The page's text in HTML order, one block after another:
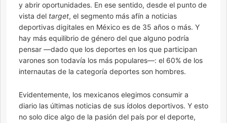
y abrir oportunidades. En ese sentido, desde el punto de
vista del target, el segmento más afín a noticias
deportivas digitales en México es de 35 años o más. Y
hay más equilibrio de género del que alguno podría
pensar —dado que los deportes en los que participan
varones son todavía los más populares—: el 60% de los
internautas de la categoría deportes son hombres.
Evidentemente, los mexicanos elegimos consumir a
diario las últimas noticias de sus ídolos deportivos. Y esto
no solo dice algo de la pasión del país por el deporte,